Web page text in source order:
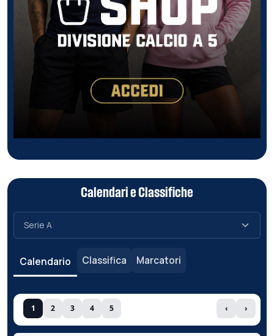
Calendari e Classifiche
Calendario Classifica Marcatori
1 2 3 4 5 ‹ ›